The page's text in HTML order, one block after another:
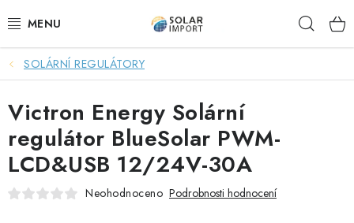
na
OVĚŘOVÁNÍ RECENZÍ
DOPRAVA ZDARMA
SOLÁRNÍ SESTAVY PRO CHATY
SOLÁRNÍ SESTAVY PRO KARAVANY
SOLÁRNÍ REGULÁTORY
Victron Energy Solární
regulátor BlueSolar PWM-
LCD&USB 12/24V-30A
Neohodnoceno Podrobnosti hodnocení